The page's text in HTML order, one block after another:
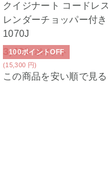
クイジナート コードレ
レンダーチョッパー付
1070J
3,400 ポイント
(15,300 円)
100ポイントOFF
この商品を安い順で見る